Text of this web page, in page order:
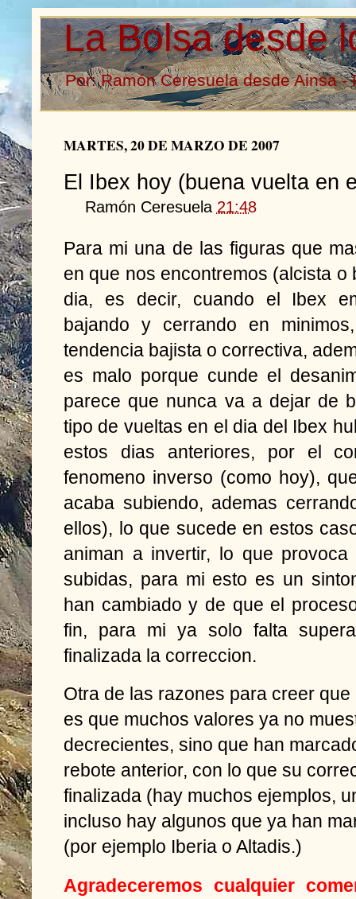
La Bolsa desde
Por: Ramón Ceresuela desde Ainsa -
MARTES, 20 DE MARZO DE 2007
El Ibex hoy (buena vuelta en
Ramón Ceresuela 21:48
Para mi una de las figuras que
en que nos encontremos (alcista
dia, es decir, cuando el Ibex
bajando y cerrando en
tendencia bajista o correctiva,
es malo porque cunde el
parece que nunca va a dejar de
tipo de vueltas en el dia del Ibex
estos dias anteriores, por el
fenomeno inverso (como hoy),
acaba subiendo, ademas
ellos), lo que sucede en estos
animan a invertir, lo que
subidas, para mi esto es un
han cambiado y de que el
fin, para mi ya solo falta
finalizada la correccion.
Otra de las razones para creer
es que muchos valores ya no
decrecientes, sino que han
rebote anterior, con lo que su
finalizada (hay muchos ejemplos,
incluso hay algunos que ya han
(por ejemplo Iberia o Altadis.)
Agradeceremos cualquier